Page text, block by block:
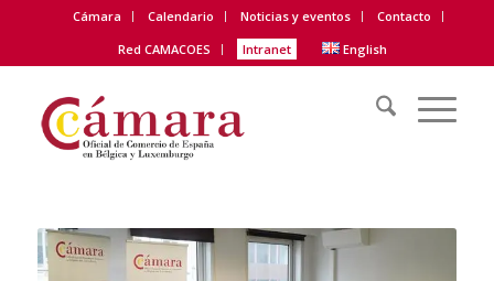
Cámara Calendario Noticias y eventos
Contacto
Red CAMACOES
Intranet English